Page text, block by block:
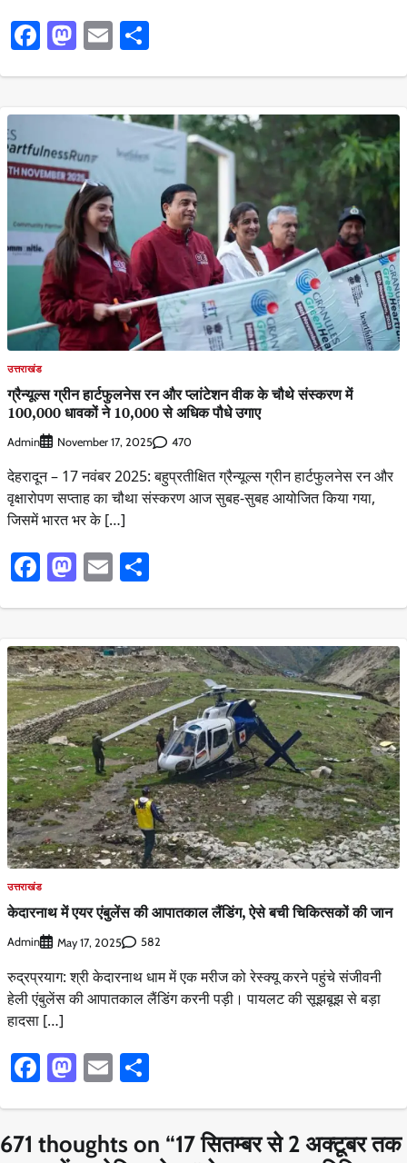
Facebook
Mastodon
Email
उत्तराखंड
ग्रैन्यूल्स ग्रीन हार्टफुलनेस रन और प्लांटेशन वीक के चौथे संस्करण में
100,000 धावकों ने 10,000 से अधिक पौधे उगाए
Admin November 17, 2025 470
देहरादून – 17 नवंबर 2025: बहुप्रतीक्षित ग्रैन्यूल्स ग्रीन हार्टफुलनेस रन और
वृक्षारोपण सप्ताह का चौथा संस्करण आज सुबह-सुबह आयोजित किया गया,
जिसमें भारत भर के […]
Facebook
Mastodon
Email
उत्तराखंड
केदारनाथ में एयर एंबुलेंस की आपातकाल लैंडिंग, ऐसे बची चिकित्सकों की जान
Admin May 17, 2025 582
रुद्रप्रयाग: श्री केदारनाथ धाम में एक मरीज को रेस्क्यू करने पहुंचे संजीवनी
हेली एंबुलेंस की आपातकाल लैंडिंग करनी पड़ी। पायलट की सूझबूझ से बड़ा
हादसा […]
Facebook
Mastodon
Email
671 thoughts on “17 सितम्बर से 2 अक्टूबर तक